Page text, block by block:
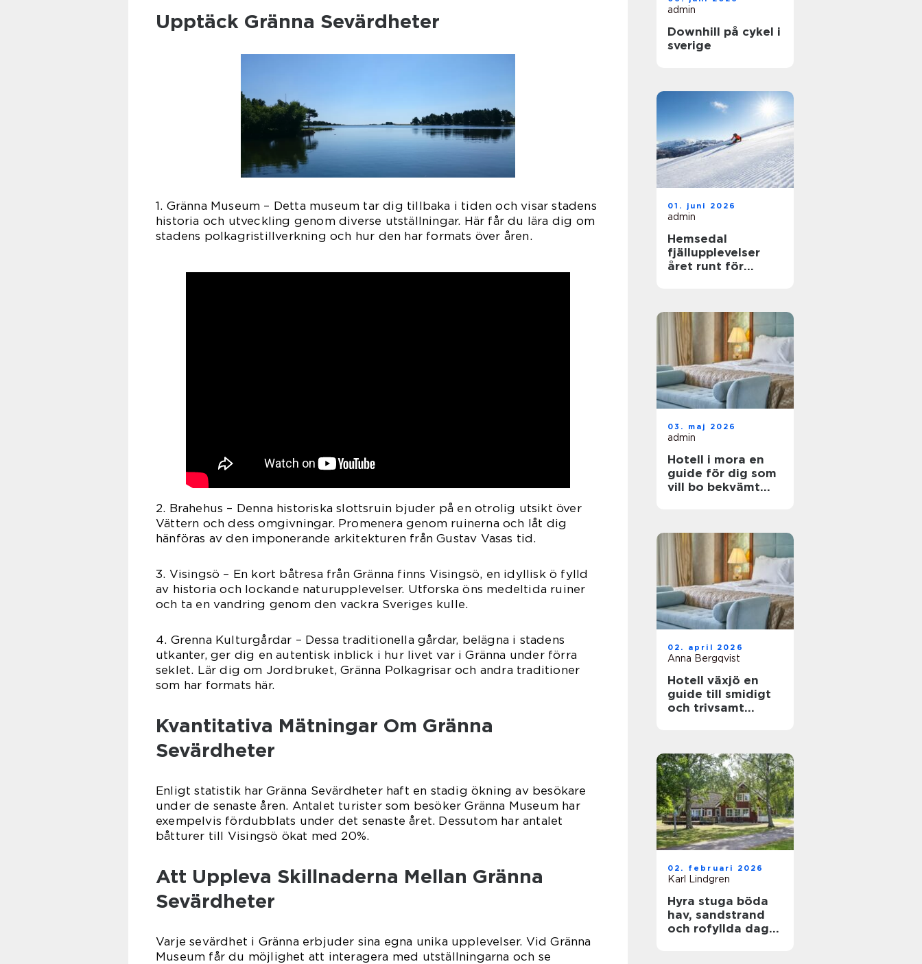
Upptäck Gränna Sevärdheter
1. Gränna Museum – Detta museum tar dig tillbaka i tiden och visar stadens
historia och utveckling genom diverse utställningar. Här får du lära dig om
stadens polkagristillverkning och hur den har formats över åren.
2. Brahehus – Denna historiska slottsruin bjuder på en otrolig utsikt över
Vättern och dess omgivningar. Promenera genom ruinerna och låt dig
hänföras av den imponerande arkitekturen från Gustav Vasas tid.
3. Visingsö – En kort båtresa från Gränna finns Visingsö, en idyllisk ö fylld
av historia och lockande naturupplevelser. Utforska öns medeltida ruiner
och ta en vandring genom den vackra Sveriges kulle.
4. Grenna Kulturgårdar – Dessa traditionella gårdar, belägna i stadens
utkanter, ger dig en autentisk inblick i hur livet var i Gränna under förra
seklet. Lär dig om Jordbruket, Gränna Polkagrisar och andra traditioner
som har formats här.
Kvantitativa Mätningar Om Gränna
Sevärdheter
Enligt statistik har Gränna Sevärdheter haft en stadig ökning av besökare
under de senaste åren. Antalet turister som besöker Gränna Museum har
exempelvis fördubblats under det senaste året. Dessutom har antalet
båtturer till Visingsö ökat med 20%.
Att Uppleva Skillnaderna Mellan Gränna
Sevärdheter
Varje sevärdhet i Gränna erbjuder sina egna unika upplevelser. Vid Gränna
Museum får du möjlighet att interagera med utställningarna och se
admin
Downhill på cykel i
sverige
01. juni 2026
admin
Hemsedal
fjällupplevelser
året runt för
03. maj 2026
admin
Hotell i mora en
guide för dig som
vill bo bekvämt
02. april 2026
Anna Bergqvist
Hotell växjö en
guide till smidigt
och trivsamt
02. februari 2026
Karl Lindgren
Hyra stuga böda
hav, sandstrand
och rofyllda dagar